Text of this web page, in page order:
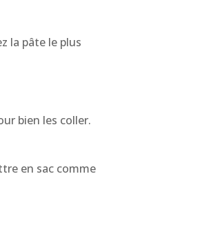
la pâte le plus
bien les coller.
en sac comme